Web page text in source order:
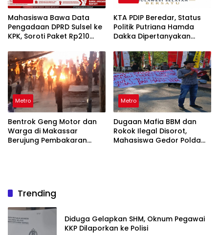
Mahasiswa Bawa Data
Pengadaan DPRD Sulsel ke
KPK, Soroti Paket Rp210
KTA PDIP Beredar, Status
Politik Putriana Hamda
Dakka Dipertanyakan
Metro
Bentrok Geng Motor dan
Warga di Makassar
Berujung Pembakaran
Metro
Dugaan Mafia BBM dan
Rokok Ilegal Disorot,
Mahasiswa Gedor Polda
Trending
Diduga Gelapkan SHM, Oknum Pegawai
KKP Dilaporkan ke Polisi